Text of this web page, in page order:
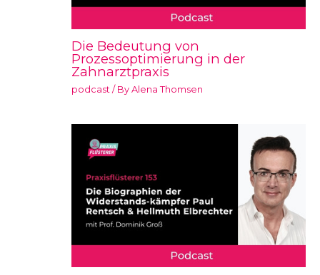
Die Bedeutung von
Prozessoptimierung in der
Zahnarztpraxis
podcast / By Alena Thomsen